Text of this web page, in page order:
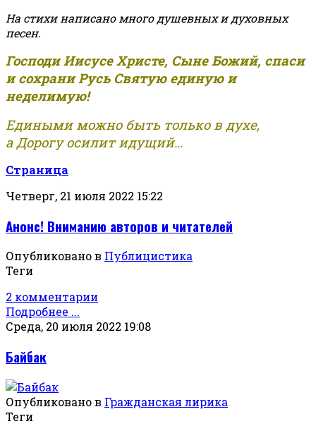
На стихи написано много душевных и духовных
песен.
Господи Иисусе Христе, Сыне Божий, спаси
и сохрани Русь Святую единую и
неделимую!
Едиными можно быть только в духе,
а Дорогу осилит идущий...
Страница
Четверг, 21 июля 2022 15:22
Анонс! Вниманию авторов и читателей
Опубликовано в Публицистика
Теги
2 комментарии
Подробнее ...
Среда, 20 июля 2022 19:08
Байбак
Опубликовано в Гражданская лирика
Теги